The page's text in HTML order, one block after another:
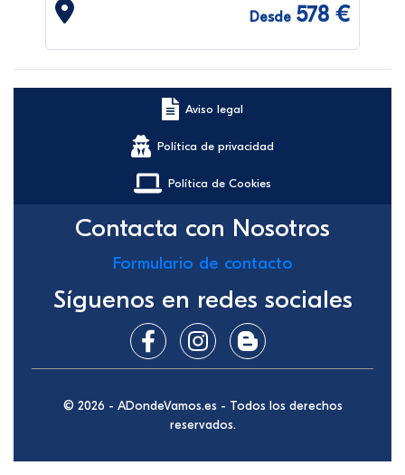
Desde 578 €
Aviso legal
Política de privacidad
Política de Cookies
Contacta con Nosotros
Formulario de contacto
Síguenos en redes sociales
© 2026 - ADondeVamos.es - Todos los derechos
reservados.